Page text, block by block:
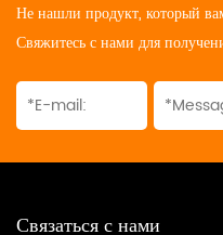
Не нашли продукт, который
Свяжитесь с нами для
Связаться с нами